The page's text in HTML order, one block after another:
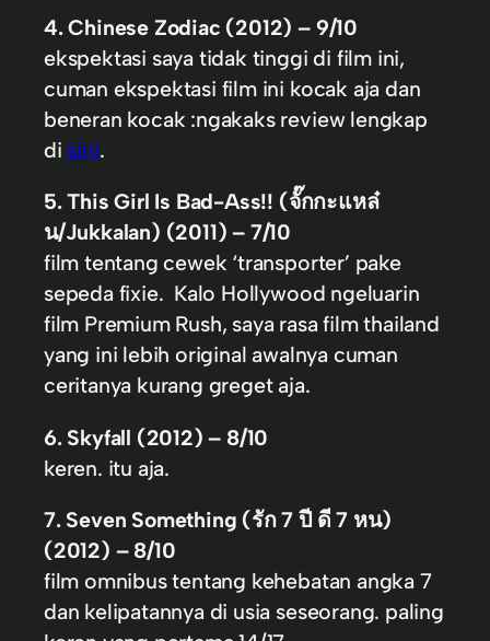
4. Chinese Zodiac (2012) – 9/10
ekspektasi saya tidak tinggi di film ini,
cuman ekspektasi film ini kocak aja dan
beneran kocak :ngakaks review lengkap
di sini.
5. This Girl Is Bad-Ass!! (จั๊กกะแหล๋
น/Jukkalan) (2011) – 7/10
film tentang cewek ‘transporter’ pake
sepeda fixie. Kalo Hollywood ngeluarin
film Premium Rush, saya rasa film thailand
yang ini lebih original awalnya cuman
ceritanya kurang greget aja.
6. Skyfall (2012) – 8/10
keren. itu aja.
7. Seven Something (รัก 7 ปี ดี 7 หน)
(2012) – 8/10
film omnibus tentang kehebatan angka 7
dan kelipatannya di usia seseorang. paling